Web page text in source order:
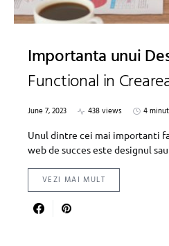
Importanta unui
Functional in
June 7, 2023 438 views
4
Unul dintre cei mai importanti
web de succes este designul
VEZI MAI MULT